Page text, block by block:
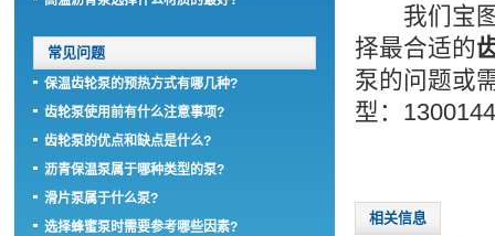
我们宝图
择最合适的
泵的问题或
型：
相关信息
常见问题
保温齿轮泵的预热方式有哪几种?
齿轮泵使用前有什么注意事项?
齿轮泵的优点和缺点是什么?
沥青保温泵属于哪种类型的泵?
滑片泵属于什么泵?
选择蜂蜜泵时需要参考哪些因素?